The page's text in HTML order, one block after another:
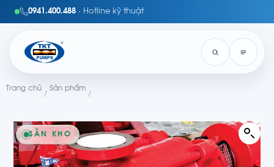
0941.400.488 · Hotline kỹ thuật
Trang chủ
/
Sản phẩm
/
SẴN KHO